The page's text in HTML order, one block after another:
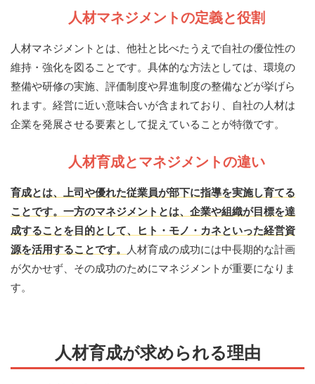
人材マネジメントの定義と役割
人材マネジメントとは、他社と比べたうえで自社の優位性の
維持・強化を図ることです。具体的な方法としては、環境の
整備や研修の実施、評価制度や昇進制度の整備などが挙げら
れます。経営に近い意味合いが含まれており、自社の人材は
企業を発展させる要素として捉えていることが特徴です。
人材育成とマネジメントの違い
育成とは、上司や優れた従業員が部下に指導を実施し育てる
ことです。一方のマネジメントとは、企業や組織が目標を達
成することを目的として、ヒト・モノ・カネといった経営資
源を活用することです。
人材育成の成功には中長期的な計画
が欠かせず、その成功のためにマネジメントが重要になりま
す。
人材育成が求められる理由